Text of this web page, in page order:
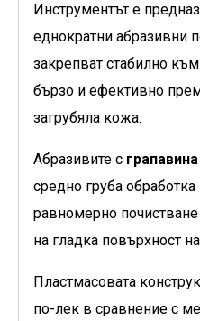
Инструментът е
еднократни абразивни
закрепват стабилно
бързо и ефективно
загрубяла кожа.
Абразивите с
средно груба
равномерно почистване
на гладка повърхност
Пластмасовата
по-лек в сравнение с